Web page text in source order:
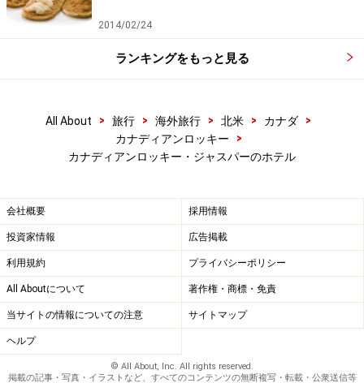
2014/02/24
ランキングをもっと見る
All About > 旅行 > 海外旅行 > 北米 > カナダ
>
カナディアンロッキー
>
カナディアンロッキー・ジャスパーのホテル
会社概要 採用情報
投資家情報 広告掲載
利用規約 プライバシーポリシー
All Aboutについて 著作権・商標・免責
当サイトの情報についての注意 サイトマップ
ヘルプ
© All About, Inc. All rights reserved.
掲載の記事・写真・イラストなど、すべてのコンテンツの無断複写・転載・公衆送信等